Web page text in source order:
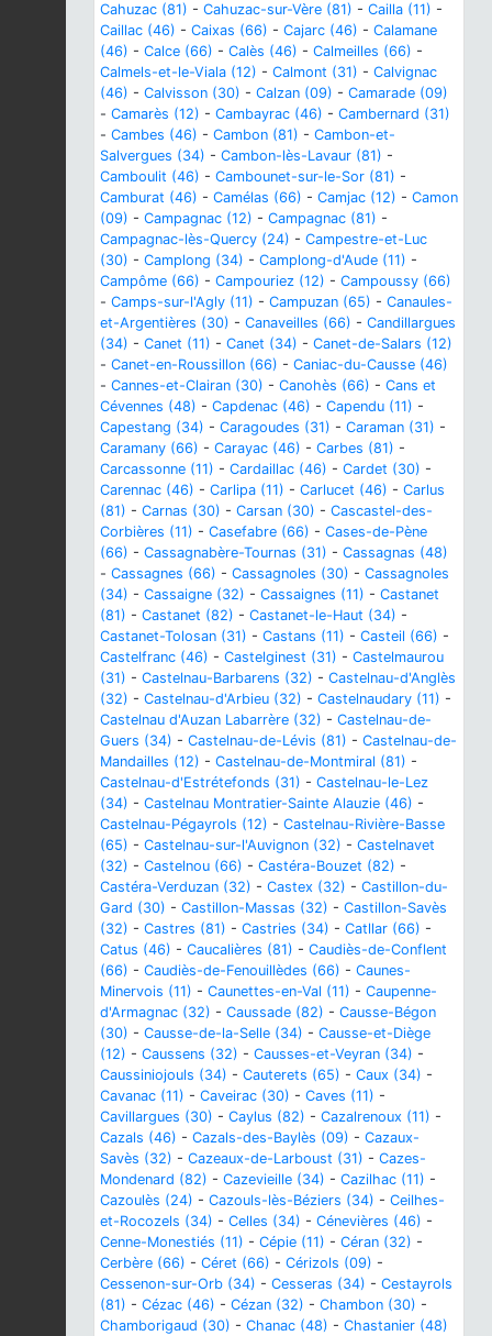
Cahuzac (81) - Cahuzac-sur-Vère (81) - Cailla (11) -
Caillac (46) - Caixas (66) - Cajarc (46) - Calamane
(46) - Calce (66) - Calès (46) - Calmeilles (66) -
Calmels-et-le-Viala (12) - Calmont (31) - Calvignac
(46) - Calvisson (30) - Calzan (09) - Camarade (09)
- Camarès (12) - Cambayrac (46) - Cambernard (31)
- Cambes (46) - Cambon (81) - Cambon-et-
Salvergues (34) - Cambon-lès-Lavaur (81) -
Camboulit (46) - Cambounet-sur-le-Sor (81) -
Camburat (46) - Camélas (66) - Camjac (12) - Camon
(09) - Campagnac (12) - Campagnac (81) -
Campagnac-lès-Quercy (24) - Campestre-et-Luc
(30) - Camplong (34) - Camplong-d'Aude (11) -
Campôme (66) - Campouriez (12) - Campoussy (66)
- Camps-sur-l'Agly (11) - Campuzan (65) - Canaules-
et-Argentières (30) - Canaveilles (66) - Candillargues
(34) - Canet (11) - Canet (34) - Canet-de-Salars (12)
- Canet-en-Roussillon (66) - Caniac-du-Causse (46)
- Cannes-et-Clairan (30) - Canohès (66) - Cans et
Cévennes (48) - Capdenac (46) - Capendu (11) -
Capestang (34) - Caragoudes (31) - Caraman (31) -
Caramany (66) - Carayac (46) - Carbes (81) -
Carcassonne (11) - Cardaillac (46) - Cardet (30) -
Carennac (46) - Carlipa (11) - Carlucet (46) - Carlus
(81) - Carnas (30) - Carsan (30) - Cascastel-des-
Corbières (11) - Casefabre (66) - Cases-de-Pène
(66) - Cassagnabère-Tournas (31) - Cassagnas (48)
- Cassagnes (66) - Cassagnoles (30) - Cassagnoles
(34) - Cassaigne (32) - Cassaignes (11) - Castanet
(81) - Castanet (82) - Castanet-le-Haut (34) -
Castanet-Tolosan (31) - Castans (11) - Casteil (66) -
Castelfranc (46) - Castelginest (31) - Castelmaurou
(31) - Castelnau-Barbarens (32) - Castelnau-d'Anglès
(32) - Castelnau-d'Arbieu (32) - Castelnaudary (11) -
Castelnau d'Auzan Labarrère (32) - Castelnau-de-
Guers (34) - Castelnau-de-Lévis (81) - Castelnau-de-
Mandailles (12) - Castelnau-de-Montmiral (81) -
Castelnau-d'Estrétefonds (31) - Castelnau-le-Lez
(34) - Castelnau Montratier-Sainte Alauzie (46) -
Castelnau-Pégayrols (12) - Castelnau-Rivière-Basse
(65) - Castelnau-sur-l'Auvignon (32) - Castelnavet
(32) - Castelnou (66) - Castéra-Bouzet (82) -
Castéra-Verduzan (32) - Castex (32) - Castillon-du-
Gard (30) - Castillon-Massas (32) - Castillon-Savès
(32) - Castres (81) - Castries (34) - Catllar (66) -
Catus (46) - Caucalières (81) - Caudiès-de-Conflent
(66) - Caudiès-de-Fenouillèdes (66) - Caunes-
Minervois (11) - Caunettes-en-Val (11) - Caupenne-
d'Armagnac (32) - Caussade (82) - Causse-Bégon
(30) - Causse-de-la-Selle (34) - Causse-et-Diège
(12) - Caussens (32) - Causses-et-Veyran (34) -
Caussiniojouls (34) - Cauterets (65) - Caux (34) -
Cavanac (11) - Caveirac (30) - Caves (11) -
Cavillargues (30) - Caylus (82) - Cazalrenoux (11) -
Cazals (46) - Cazals-des-Baylès (09) - Cazaux-
Savès (32) - Cazeaux-de-Larboust (31) - Cazes-
Mondenard (82) - Cazevieille (34) - Cazilhac (11) -
Cazoulès (24) - Cazouls-lès-Béziers (34) - Ceilhes-
et-Rocozels (34) - Celles (34) - Cénevières (46) -
Cenne-Monestiés (11) - Cépie (11) - Céran (32) -
Cerbère (66) - Céret (66) - Cérizols (09) -
Cessenon-sur-Orb (34) - Cesseras (34) - Cestayrols
(81) - Cézac (46) - Cézan (32) - Chambon (30) -
Chamborigaud (30) - Chanac (48) - Chastanier (48)